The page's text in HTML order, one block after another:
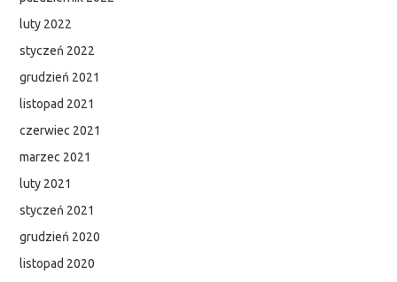
luty 2022
styczeń 2022
grudzień 2021
listopad 2021
czerwiec 2021
marzec 2021
luty 2021
styczeń 2021
grudzień 2020
listopad 2020